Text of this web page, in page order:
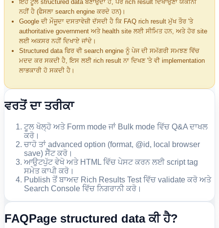
ਇਹ ਟੂਲ structured data ਬਣਾਉਂਦਾ ਹੈ, ਪਰ rich result ਦਿਖਾਉਣਾ ਯਕੀਨੀ
ਨਹੀਂ ਹੈ (ਫੈਸਲਾ search engine ਕਰਦੇ ਹਨ)।
Google ਦੀ ਮੌਜੂਦਾ ਦਸਤਾਵੇਜ਼ੀ ਦੱਸਦੀ ਹੈ ਕਿ FAQ rich result ਮੁੱਖ ਤੌਰ 'ਤੇ
authoritative government ਅਤੇ health site ਲਈ ਸੀਮਿਤ ਹਨ, ਅਤੇ ਹੋਰ site
ਲਈ ਅਕਸਰ ਨਹੀਂ ਦਿਖਾਏ ਜਾਂਦੇ।
Structured data ਫਿਰ ਵੀ search engine ਨੂੰ ਪੇਜ ਦੀ ਸਮੱਗਰੀ ਸਮਝਣ ਵਿੱਚ
ਮਦਦ ਕਰ ਸਕਦੀ ਹੈ, ਇਸ ਲਈ rich result ਨਾ ਦਿਖਣ 'ਤੇ ਵੀ implementation
ਲਾਭਕਾਰੀ ਹੋ ਸਕਦੀ ਹੈ।
ਵਰਤੋਂ ਦਾ ਤਰੀਕਾ
ਟੂਲ ਖੋਲ੍ਹੋ ਅਤੇ Form mode ਜਾਂ Bulk mode ਵਿੱਚ Q&A ਦਾਖਲ
ਕਰੋ।
ਚਾਹੋ ਤਾਂ advanced option (format, @id, local browser
save) ਸੈੱਟ ਕਰੋ।
ਆਉਟਪੁੱਟ ਵੇਖੋ ਅਤੇ HTML ਵਿੱਚ ਪੇਸਟ ਕਰਨ ਲਈ script tag
ਸਮੇਤ ਕਾਪੀ ਕਰੋ।
Publish ਤੋਂ ਬਾਅਦ Rich Results Test ਵਿੱਚ validate ਕਰੋ ਅਤੇ
Search Console ਵਿੱਚ ਨਿਗਰਾਨੀ ਕਰੋ।
FAQPage structured data ਕੀ ਹੈ?